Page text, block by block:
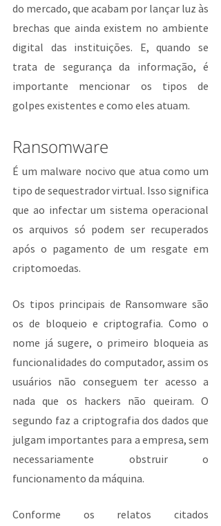
do mercado, que acabam por lançar luz às
brechas que ainda existem no ambiente
digital das instituições. E, quando se
trata de segurança da informação, é
importante mencionar os tipos de
golpes existentes e como eles atuam.
Ransomware
É um malware nocivo que atua como um
tipo de sequestrador virtual. Isso significa
que ao infectar um sistema operacional
os arquivos só podem ser recuperados
após o pagamento de um resgate em
criptomoedas.
Os tipos principais de Ransomware são
os de bloqueio e criptografia. Como o
nome já sugere, o primeiro bloqueia as
funcionalidades do computador, assim os
usuários não conseguem ter acesso a
nada que os hackers não queiram. O
segundo faz a criptografia dos dados que
julgam importantes para a empresa, sem
necessariamente obstruir o
funcionamento da máquina.
Conforme os relatos citados